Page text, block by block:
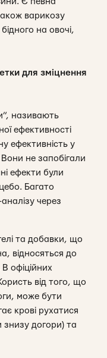
варикозу
на овочі,
для зміцнення
називають
ефективності
ефективність у
Вони не запобігали
ефекти були
Багато
через
та добавки, що
відносяться до
офіційних
від того, що
може бути
крові рухатися
знизу догори) та